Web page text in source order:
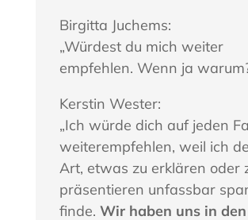
Birgitta Juchems:
„Würdest du mich weiter
empfehlen. Wenn ja
Kerstin Wester:
„Ich würde dich auf jeden
weiterempfehlen, weil ich
Art, etwas zu erklären oder
präsentieren unfassbar
finde. Wir haben uns in